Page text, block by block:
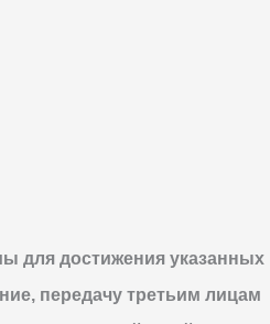
для достижения указанных
передачу третьим лицам